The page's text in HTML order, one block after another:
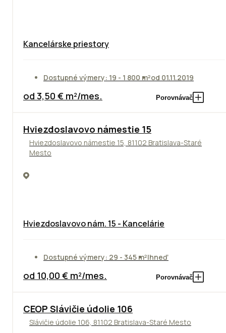
Kancelárske priestory
Dostupné výmery: 19 - 1 800 m²od 01.11.2019
od 3,50 € m²/mes. Porovnávač
ODPORÚČAME
Hviezdoslavovo námestie 15
Hviezdoslavovo námestie 15, 81102 Bratislava-Staré
Mesto
Hviezdoslavovo nám. 15 - Kancelárie
Dostupné výmery: 29 - 345 m²Ihneď
od 10,00 € m²/mes. Porovnávač
CEOP Slávičie údolie 106
Slávičie údolie 106, 81102 Bratislava-Staré Mesto